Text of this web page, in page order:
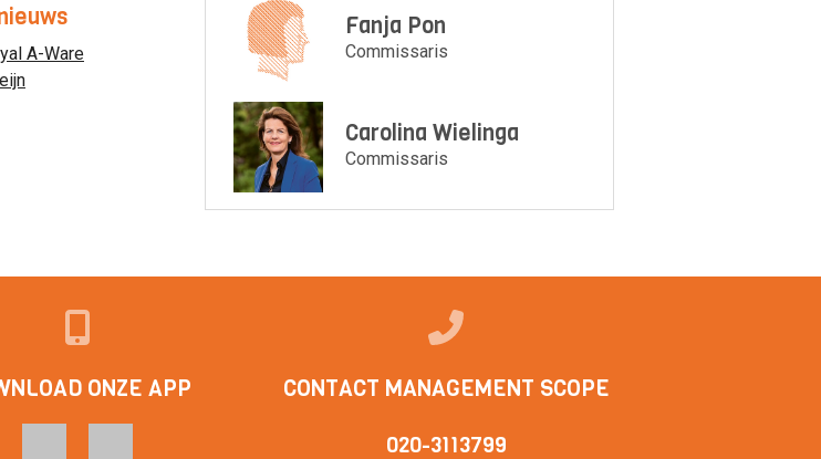
A-Ware
Fanja Pon
Commissaris
Carolina Wielinga
Commissaris
ONZE APP CONTACT MANAGEMENT SCOPE
020-3113799